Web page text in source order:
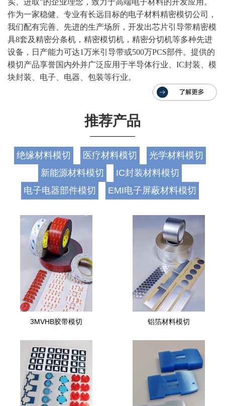
实、进取"的企业理念，致力于高端电子材料的开发应用。
作为一家稳健、专业有长远目标的电子材料精密模切公司，
我们配有完善、先进的生产场所，开发出芯片引导带精密模
具8套及精密分条机，精密模切机，精密分切机等多种先进
设备，日产能力可达1万米引导带或500万PCS部件。提供的
模切产品享誉国内外并广泛应用于半导体行业、 IC封装、模
块封装、电子、电器、包装等行业。
推荐产品
绝缘材料模切 医疗材料模切
光学材料模切
新能源材料模切
IC封装材料模切
电子电器部件模切
EMI电子屏蔽材料模切
3MVHB胶带模切 铝箔材料模切